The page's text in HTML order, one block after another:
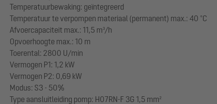
Temperatuurbewaking: geïntegreerd
Temperatuur te verpompen materiaal (permanent) max.: 40 °C
Afvoercapaciteit max.: 11,5 m³/h
Opvoerhoogte max.: 10 m
Toerental: 2800 U/min
Vermogen P1: 1,2 kW
Vermogen P2: 0,69 kW
Modus: S3 - 50%
Type aansluitleiding pomp: H07RN-F 3G 1,5 mm²